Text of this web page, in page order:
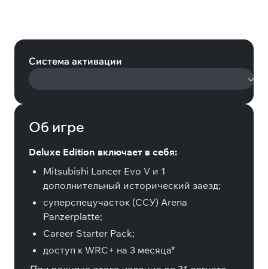
Система активации
Об игре
Deluxe Edition включает в себя:
Mitsubishi Lancer Evo V и 1
дополнительный исторический заезд;
суперспецучасток (ССУ) Arena
Panzerplatte;
Career Starter Pack;
доступ к WRC+ на 3 месяца*